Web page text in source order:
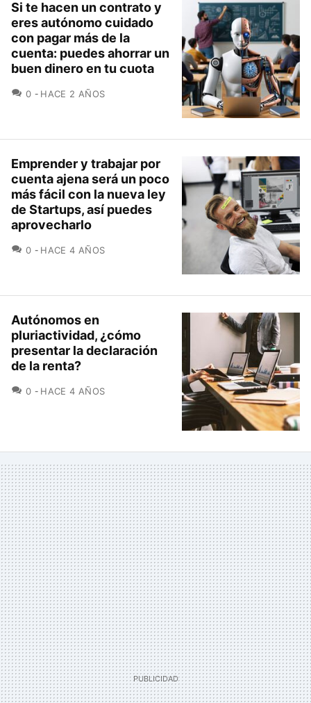
Si te hacen un contrato y
eres autónomo cuidado
con pagar más de la
cuenta: puedes ahorrar un
buen dinero en tu cuota
0 COMENTARIOS
HACE 2 AÑOS
Emprender y trabajar por
cuenta ajena será un poco
más fácil con la nueva ley
de Startups, así puedes
aprovecharlo
0 COMENTARIOS
HACE 4 AÑOS
Autónomos en
pluriactividad, ¿cómo
presentar la declaración
de la renta?
0 COMENTARIOS
HACE 4 AÑOS